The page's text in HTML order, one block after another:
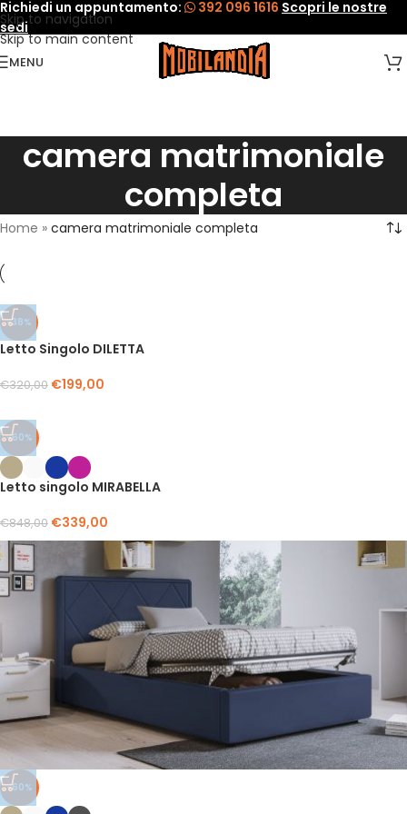
Skip to navigation
Skip to main content
Richiedi un appuntamento: 392 096 1616 Scopri le nostre
sedi
MENU
camera matrimoniale
completa
Home » camera matrimoniale completa
-38%
Letto Singolo DILETTA
€320,00 €199,00
-60%
Letto singolo MIRABELLA
€848,00 €339,00
-60%